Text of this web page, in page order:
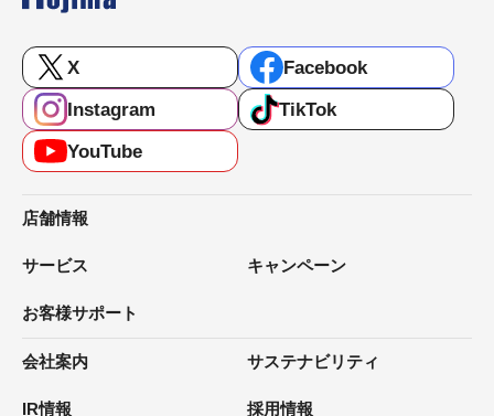
X
Facebook
Instagram
TikTok
YouTube
店舗情報
サービス キャンペーン
お客様サポート
会社案内 サステナビリティ
IR情報 採用情報